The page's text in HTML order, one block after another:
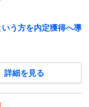
う方を内定獲得へ導
詳細を見る